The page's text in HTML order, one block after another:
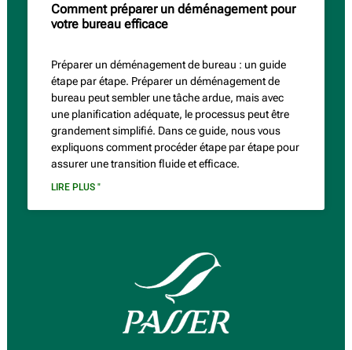
Comment préparer un déménagement pour
votre bureau efficace
Préparer un déménagement de bureau : un guide
étape par étape. Préparer un déménagement de
bureau peut sembler une tâche ardue, mais avec
une planification adéquate, le processus peut être
grandement simplifié. Dans ce guide, nous vous
expliquons comment procéder étape par étape pour
assurer une transition fluide et efficace.
LIRE PLUS "